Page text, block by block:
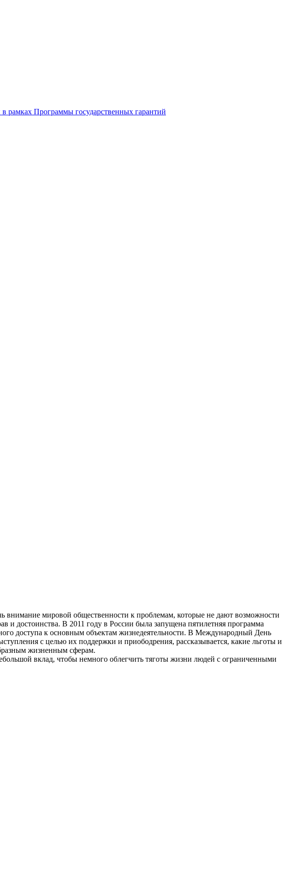
рамках Программы государственных гарантий
мировой общественности к проблемам, которые не дают возможности
достоинства. В 2011 году в России была запущена пятилетняя программа
доступа к основным объектам жизнедеятельности. В Международный День
с целью их поддержки и приободрения, рассказывается, какие льготы и
жизненным сферам.
вклад, чтобы немного облегчить тяготы жизни людей с ограниченными